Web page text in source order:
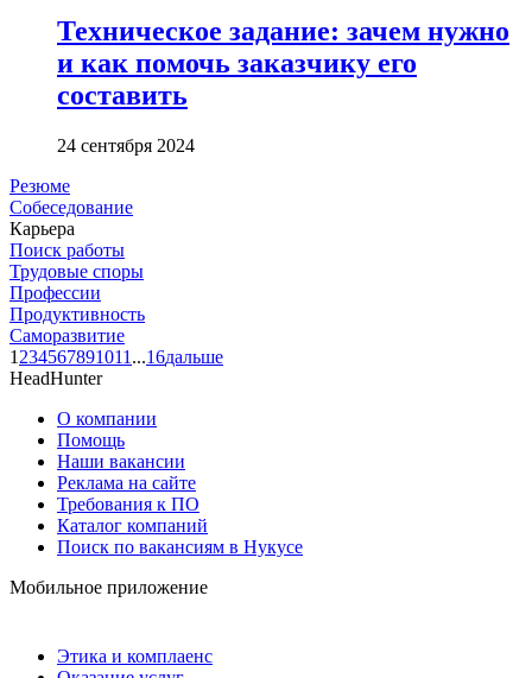
Техническое задание: зачем нужно
и как помочь заказчику его
составить
24 сентября 2024
Резюме
Собеседование
Карьера
Поиск работы
Трудовые споры
Профессии
Продуктивность
Саморазвитие
1 234567891011 ...16дальше
HeadHunter
О компании
Помощь
Наши вакансии
Реклама на сайте
Требования к ПО
Каталог компаний
Поиск по вакансиям в Нукусе
Мобильное приложение
Этика и комплаенс